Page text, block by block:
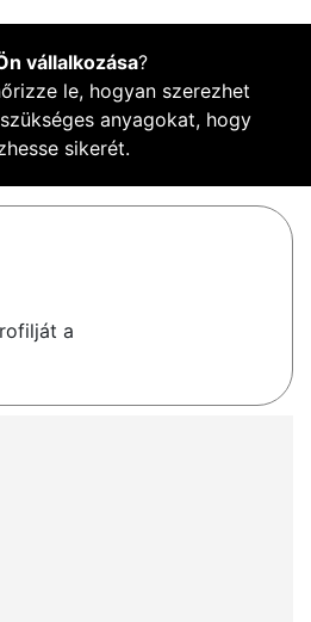
vállalkozása?
le, hogyan szerezhet
anyagokat, hogy
sikerét.
a